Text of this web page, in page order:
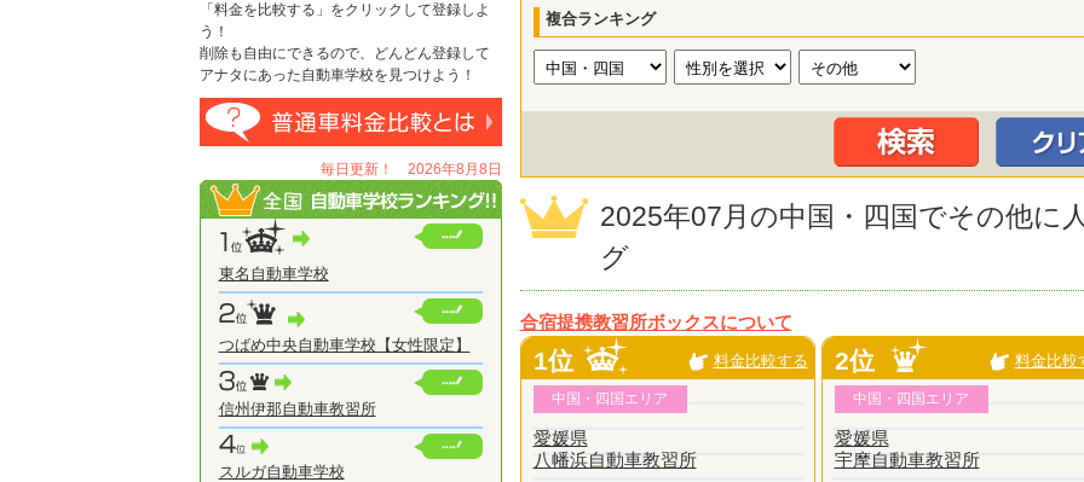
「料金を比較する」をクリックして登録しよ
う！
削除も自由にできるので、どんどん登録して
アナタにあった自動車学校を見つけよう！
毎日更新！ 2026年8月8日
東名自動車学校
つばめ中央自動車学校【女性限定】
信州伊那自動車教習所
スルガ自動車学校
複合ランキング
2025年07月の中国・四国でその他に
グ
合宿提携教習所ボックスについて
1位 料金比較する
中国・四国エリア
愛媛県
八幡浜自動車教習所
2位 料金比較
中国・四国エリア
愛媛県
宇摩自動車教習所